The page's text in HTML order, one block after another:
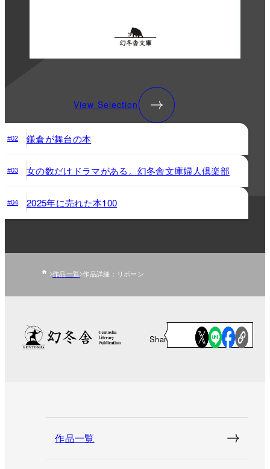
View Selection
#02 鎌倉が舞台の本
#03 女の数だけドラマがある。幻冬舎文庫婦人倶楽部
#04 2025年に売れた本100
作品一覧 作品詳細：リボーン
Share
作品一覧